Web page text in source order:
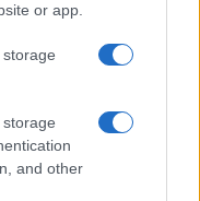
or app.
and other